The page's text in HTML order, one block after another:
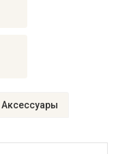
Аксессуары